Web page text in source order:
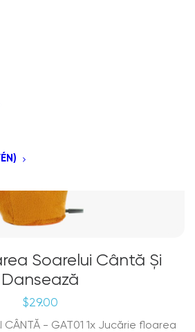
Soarelui Cântă Și
Dansează
$29.00
CÂNTĂ - GAT01 1x Jucărie floarea